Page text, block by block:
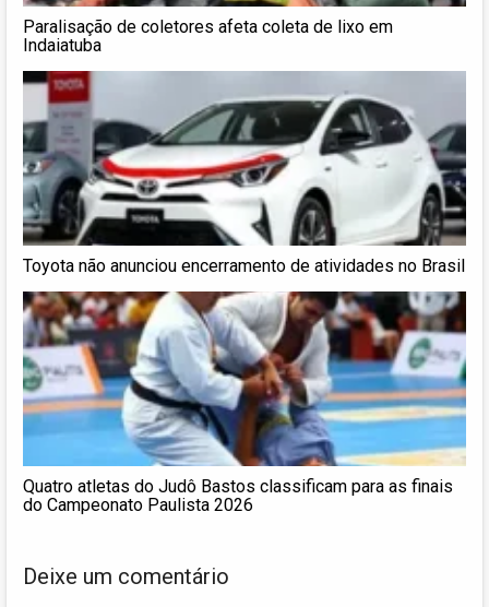
Paralisação de coletores afeta coleta de lixo em
Indaiatuba
Toyota não anunciou encerramento de atividades no Brasil
Quatro atletas do Judô Bastos classificam para as finais
do Campeonato Paulista 2026
Deixe um comentário